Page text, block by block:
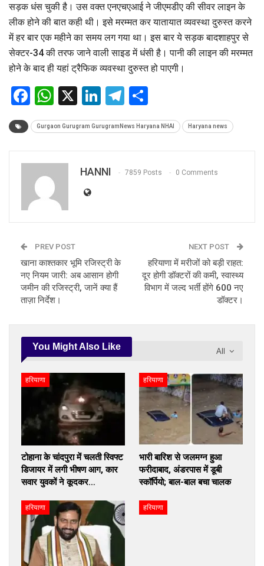
सड़क धंस चुकी है। उस वक्त एनएचएआई ने जीएमडीए की सीवर लाइन के
लीक होने की बात कही थी। इसे मरम्मत कर यातायात व्यवस्था दुरुस्त करने
में हर बार एक महीने का समय लग गया था। इस बार ये सड़क बादशाहपुर से
सेक्टर-34 की तरफ जाने वाली साइड में धंसी है। पानी की लाइन की मरम्मत
होने के बाद ही यहां ट्रैफिक व्यवस्था दुरुस्त हो पाएगी।
Facebook
WhatsApp
X LinkedIn
Telegram
Gurgaon Gurugram GurugramNews Haryana NHAI Haryana news
HANNI 7859 Posts 0 Comments
PREV POST
खाना काश्तकार भूमि रजिस्ट्री के
नए नियम जारी: अब आसान होगी
जमीन की रजिस्ट्री, जानें क्या हैं
ताज़ा निर्देश।
NEXT POST
हरियाणा में मरीजों को बड़ी राहत:
दूर होगी डॉक्टरों की कमी, स्वास्थ्य
विभाग में जल्द भर्ती होंगे 600 नए
डॉक्टर।
All
You Might Also Like
हरियाणा
टोहाना के चांदपुरा में चलती स्विफ्ट
डिजायर में लगी भीषण आग, कार
सवार युवकों ने कूदकर…
हरियाणा
भारी बारिश से जलमग्न हुआ
फरीदाबाद, अंडरपास में डूबी
स्कॉर्पियो; बाल-बाल बचा चालक
हरियाणा हरियाणा